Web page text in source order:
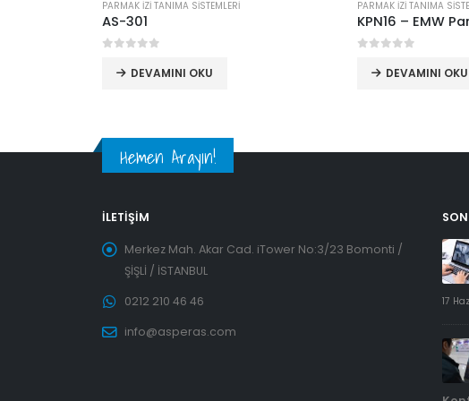
PARMAK İZİ TANIMA SİSTEMLERİ
AS-301
DEVAMINI OKU
PARMAK İZİ TANIMA
DEVAMINI OKU
Hemen Arayın!
İLETIŞIM
Merkez Mah. Akar Cad. iTower No:3/23 Bomonti /
ŞİŞLİ / İSTANBUL
0212 210 46 46
info@asperas.com
17